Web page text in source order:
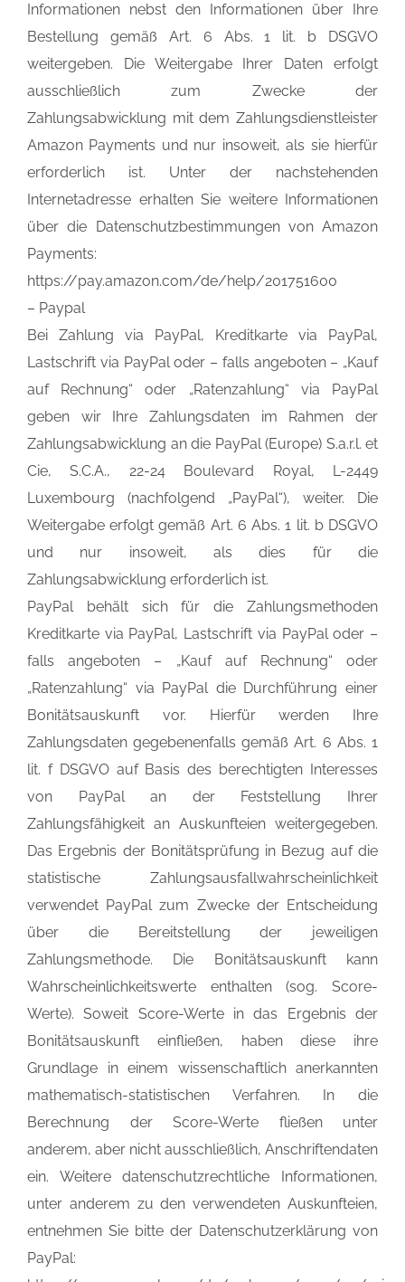
Informationen nebst den Informationen über Ihre
Bestellung gemäß Art. 6 Abs. 1 lit. b DSGVO
weitergeben. Die Weitergabe Ihrer Daten erfolgt
ausschließlich zum Zwecke der
Zahlungsabwicklung mit dem Zahlungsdienstleister
Amazon Payments und nur insoweit, als sie hierfür
erforderlich ist. Unter der nachstehenden
Internetadresse erhalten Sie weitere Informationen
über die Datenschutzbestimmungen von Amazon
Payments:
https://pay.amazon.com/de/help/201751600
– Paypal
Bei Zahlung via PayPal, Kreditkarte via PayPal,
Lastschrift via PayPal oder – falls angeboten – „Kauf
auf Rechnung“ oder „Ratenzahlung“ via PayPal
geben wir Ihre Zahlungsdaten im Rahmen der
Zahlungsabwicklung an die PayPal (Europe) S.a.r.l. et
Cie, S.C.A., 22-24 Boulevard Royal, L-2449
Luxembourg (nachfolgend „PayPal“), weiter. Die
Weitergabe erfolgt gemäß Art. 6 Abs. 1 lit. b DSGVO
und nur insoweit, als dies für die
Zahlungsabwicklung erforderlich ist.
PayPal behält sich für die Zahlungsmethoden
Kreditkarte via PayPal, Lastschrift via PayPal oder –
falls angeboten – „Kauf auf Rechnung“ oder
„Ratenzahlung“ via PayPal die Durchführung einer
Bonitätsauskunft vor. Hierfür werden Ihre
Zahlungsdaten gegebenenfalls gemäß Art. 6 Abs. 1
lit. f DSGVO auf Basis des berechtigten Interesses
von PayPal an der Feststellung Ihrer
Zahlungsfähigkeit an Auskunfteien weitergegeben.
Das Ergebnis der Bonitätsprüfung in Bezug auf die
statistische Zahlungsausfallwahrscheinlichkeit
verwendet PayPal zum Zwecke der Entscheidung
über die Bereitstellung der jeweiligen
Zahlungsmethode. Die Bonitätsauskunft kann
Wahrscheinlichkeitswerte enthalten (sog. Score-
Werte). Soweit Score-Werte in das Ergebnis der
Bonitätsauskunft einfließen, haben diese ihre
Grundlage in einem wissenschaftlich anerkannten
mathematisch-statistischen Verfahren. In die
Berechnung der Score-Werte fließen unter
anderem, aber nicht ausschließlich, Anschriftendaten
ein. Weitere datenschutzrechtliche Informationen,
unter anderem zu den verwendeten Auskunfteien,
entnehmen Sie bitte der Datenschutzerklärung von
PayPal: